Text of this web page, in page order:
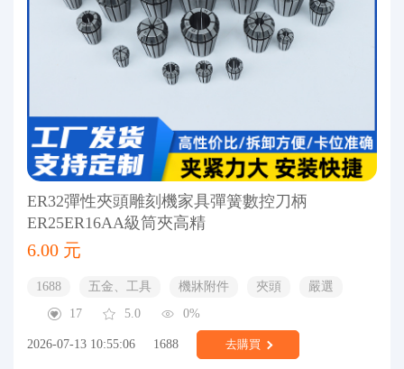
ER32彈性夾頭雕刻機家具彈簧數控刀柄
ER25ER16AA級筒夾高精
6.00 元
1688 五金、工具 機牀附件 夾頭
嚴選
17
5.0 0%
2026-07-13 10:55:06 1688 去購買